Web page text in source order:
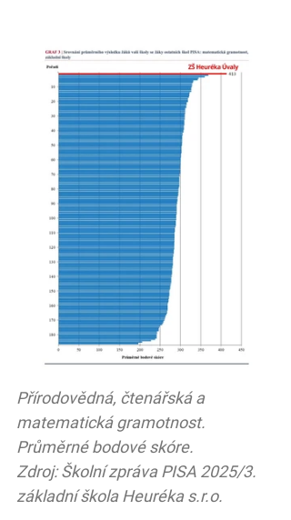
Přírodovědná, čtenářská a
matematická gramotnost.
Průměrné bodové skóre.
Zdroj: Školní zpráva PISA 2025/3.
základní škola Heuréka s.r.o.